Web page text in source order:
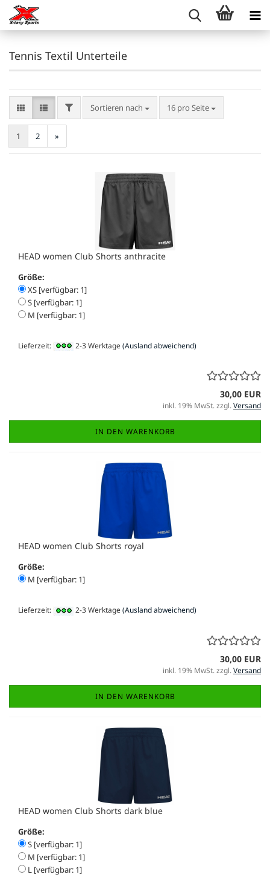
Tennis Textil Unterteile
FILTERSortieren nach
Sortieren nach 16 pro Seite
pro Seite
1 2 »
HEAD women Club Shorts anthracite
Größe:
XS [verfügbar: 1]
S [verfügbar: 1]
M [verfügbar: 1]
Lieferzeit: 2-3 Werktage(Ausland abweichend)
30,00 EUR
inkl. 19% MwSt. zzgl.Versand
IN DEN WARENKORB
HEAD women Club Shorts royal
Größe:
M [verfügbar: 1]
Lieferzeit: 2-3 Werktage(Ausland abweichend)
30,00 EUR
inkl. 19% MwSt. zzgl.Versand
IN DEN WARENKORB
HEAD women Club Shorts dark blue
Größe:
S [verfügbar: 1]
M [verfügbar: 1]
L [verfügbar: 1]